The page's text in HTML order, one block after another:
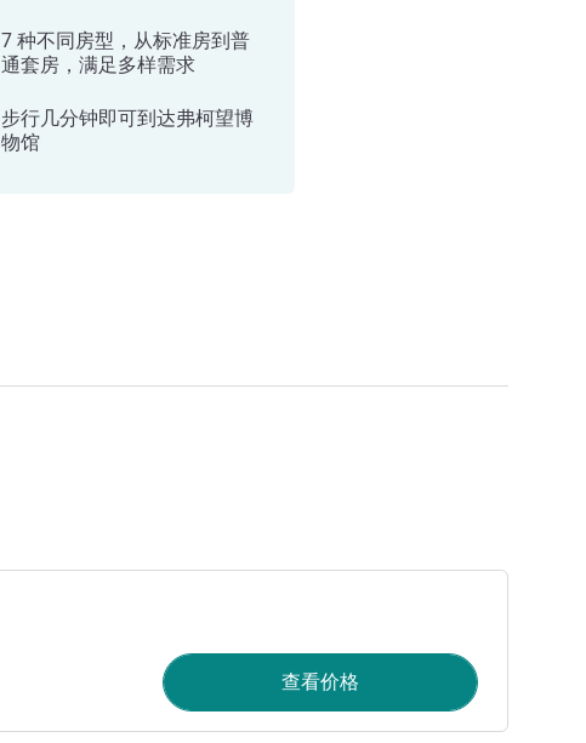
7 种不同房型，从标准房到普
通套房，满足多样需求
步行几分钟即可到达弗柯望博
物馆
查看价格